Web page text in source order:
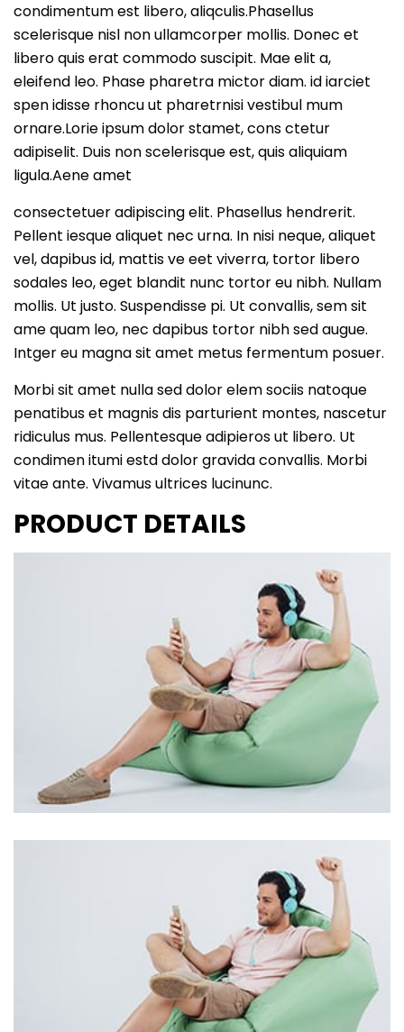
condimentum est libero, aliqculis.Phasellus
scelerisque nisl non ullamcorper mollis. Donec et
libero quis erat commodo suscipit. Mae elit a,
eleifend leo. Phase pharetra mictor diam. id iarciet
spen idisse rhoncu ut pharetrnisi vestibul mum
ornare.Lorie ipsum dolor stamet, cons ctetur
adipiselit. Duis non scelerisque est, quis aliquiam
ligula.Aene amet
consectetuer adipiscing elit. Phasellus hendrerit.
Pellent iesque aliquet nec urna. In nisi neque, aliquet
vel, dapibus id, mattis ve eet viverra, tortor libero
sodales leo, eget blandit nunc tortor eu nibh. Nullam
mollis. Ut justo. Suspendisse pi. Ut convallis, sem sit
ame quam leo, nec dapibus tortor nibh sed augue.
Intger eu magna sit amet metus fermentum posuer.
Morbi sit amet nulla sed dolor elem sociis natoque
penatibus et magnis dis parturient montes, nascetur
ridiculus mus. Pellentesque adipieros ut libero. Ut
condimen itumi estd dolor gravida convallis. Morbi
vitae ante. Vivamus ultrices lucinunc.
PRODUCT DETAILS